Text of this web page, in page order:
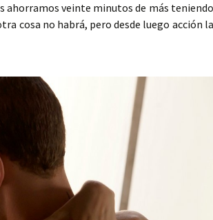
ahorramos veinte minutos de más teniendo
cosa no habrá, pero desde luego acción la